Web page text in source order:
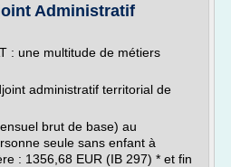
Administratif
: une multitude de métiers
administratif territorial de
brut de base) au
seule sans enfant à
: 1356,68 EUR (IB 297) * et fin